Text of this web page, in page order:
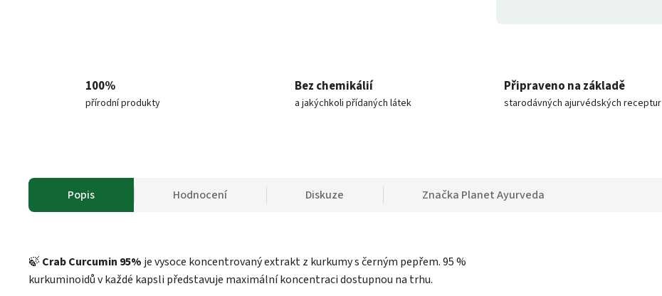
100%
přírodní produkty
Bez chemikálií
a jakýchkoli přídaných látek
Připraveno na základě
starodávných ajurvédských receptur
Popis Hodnocení Diskuze Značka Planet Ayurveda
🍃 Crab Curcumin 95% je vysoce koncentrovaný extrakt z kurkumy s černým pepřem. 95 %
kurkuminoidů v každé kapsli představuje maximální koncentraci dostupnou na trhu.